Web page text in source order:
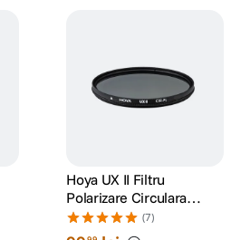
Hoya UX II Filtru
Polarizare Circulara
58mm
(7)